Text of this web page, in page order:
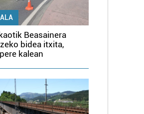
Beasainera
bidea itxita,
kalean